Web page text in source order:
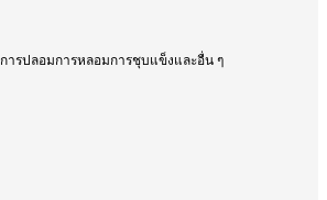
ารปลอมการหลอมการชุบแข็งและอื่น ๆ